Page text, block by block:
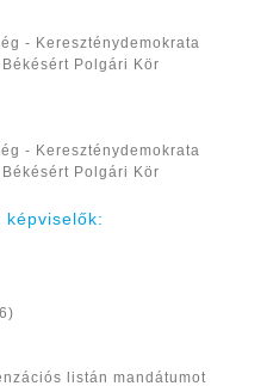
- Kereszténydemokrata
Polgári Kör
- Kereszténydemokrata
Polgári Kör
listán mandátumot